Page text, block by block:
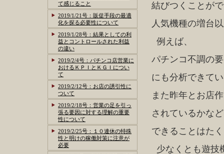
結びつくことが
人気機種の増台
例えば、
パチンコ不調の
にも分析できて
また昨年とお店
されているかな
できることはた
少なくとも遊技
て感じること
2019/1/21号：販促手段の最適
化を探る必要性について
2019/1/28号：結果としての利
益とコントロールされた利益
の違い
2019/2/4号：パチンコ店営業に
おけるＫＰＩとＫＧＩについ
て
2019/2/12号：お店の誘引性に
ついて
2019/2/18号：営業の足を引っ
張る要因に対する理解の重要
性について
2019/2/25号：１０連休の特殊
性と明けの稼働対策に注意が
必要